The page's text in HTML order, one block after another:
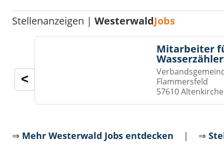
Stellenanzeigen |WesterwaldJobs
Mitarbeiter
Flammersfeld
57610
<
⇒ Mehr Westerwald Jobs entdecken | ⇒